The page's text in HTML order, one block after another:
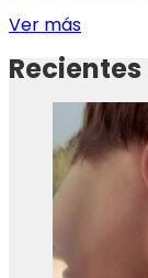
Ver más
Recientes